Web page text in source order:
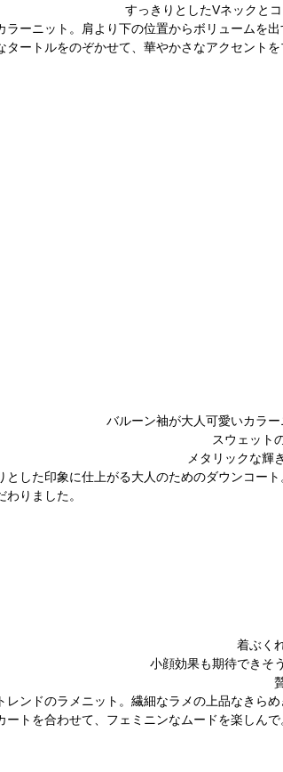
すっきりとしたVネックと
ラーニット。肩より下の位置からボリュームを
タートルをのぞかせて、華やかさなアクセント
バルーン袖が大人可愛いカラ
スウェット
メタリックな輝
とした印象に仕上がる大人のためのダウンコー
りました。
着ぶく
小顔効果も期待できそ
レンドのラメニット。繊細なラメの上品なきら
ートを合わせて、フェミニンなムードを楽しんで